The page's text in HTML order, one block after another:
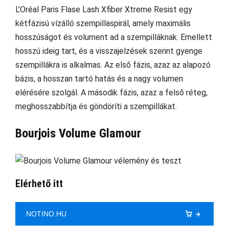
L’Oréal Paris Flase Lash Xfiber Xtreme Resist egy
kétfázisú vízálló szempillaspirál, amely maximális
hosszúságot és volument ad a szempilláknak. Emellett
hosszú ideig tart, és a visszajelzések szerint gyenge
szempillákra is alkalmas. Az első fázis, azaz az alapozó
bázis, a hosszan tartó hatás és a nagy volumen
elérésére szolgál. A második fázis, azaz a felső réteg,
meghosszabbítja és göndöríti a szempillákat.
Bourjois Volume Glamour
Elérhető itt
NOTINO.HU